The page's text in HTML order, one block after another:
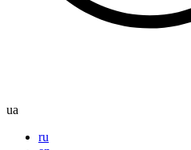
ua
ru